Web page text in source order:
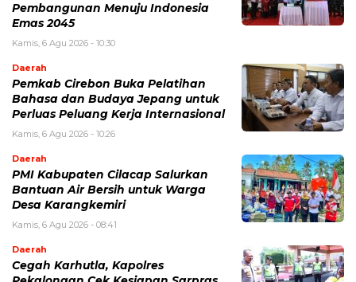
Pembangunan Menuju Indonesia
Emas 2045
Kamis, 6 Agu 2026 - 10:30
Daerah
Pemkab Cirebon Buka Pelatihan
Bahasa dan Budaya Jepang untuk
Perluas Peluang Kerja Internasional
Kamis, 6 Agu 2026 - 10:26
Daerah
PMI Kabupaten Cilacap Salurkan
Bantuan Air Bersih untuk Warga
Desa Karangkemiri
Kamis, 6 Agu 2026 - 08:41
Daerah
Cegah Karhutla, Kapolres